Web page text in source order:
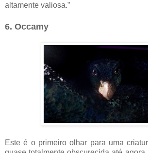
altamente valiosa.”
6. Occamy
Este é o primeiro olhar para uma